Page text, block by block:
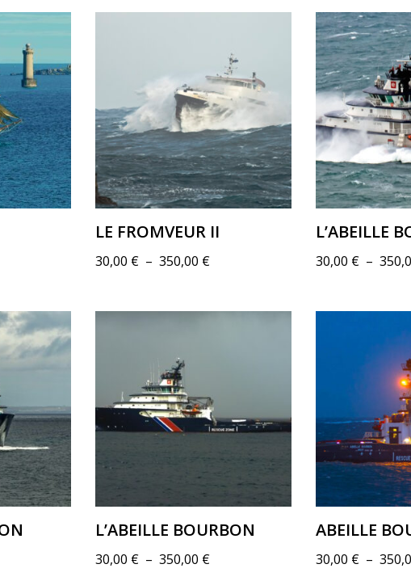
LE FROMVEUR II
30,00 € – 350,00 €
L’ABEILLE
30,00 € –
L’ABEILLE BOURBON
30,00 € – 350,00 €
ABEILLE
30,00 € –